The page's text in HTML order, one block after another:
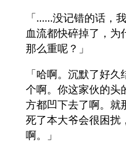
「……没记错的话，
血流都快碎掉了，为
那么重呢？」
「哈啊。沉默了好
个啊。你这家伙的头
方都凹下去了啊。就
死了本大爷会很困扰
啊。」